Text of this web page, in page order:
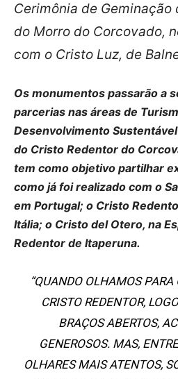
Cerimônia de Geminação
do Morro do Corcovado,
com o Cristo Luz, de
Os monumentos passarão a
parcerias nas áreas de
Desenvolvimento
do Cristo Redentor do
tem como objetivo partilhar
como já foi realizado com o
em Portugal; o Cristo
Itália; o Cristo del Otero, na
Redentor de Itaperuna.
“QUANDO OLHAMOS
CRISTO REDENTOR,
BRAÇOS ABERTOS,
GENEROSOS. MAS,
OLHARES MAIS ATENTOS,